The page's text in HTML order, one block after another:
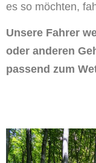
es so möchten,
Unsere Fahrer
oder anderen
passend zum